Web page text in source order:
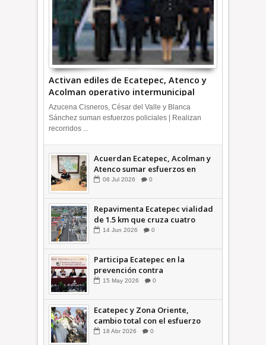
Activan ediles de Ecatepec, Atenco y
Acolman operativo intermunicipal
Azucena Cisneros, César del Valle y Blanca
Sánchez suman esfuerzos policiales | Realizan
recorridos ...
Acuerdan Ecatepec, Acolman y
Atenco sumar esfuerzos en
seguridad
08 Jul 2026 0
Repavimenta Ecatepec vialidad
de 1.5 km que cruza cuatro
comunidades +Video
14 Jun 2026 0
Participa Ecatepec en la
prevención contra
inundaciones en el Valle de
15 May 2026 0
Ecatepec y Zona Oriente,
cambio total con el esfuerzo
conjunto: Azucena; retiran 21
18 Abr 2026 0